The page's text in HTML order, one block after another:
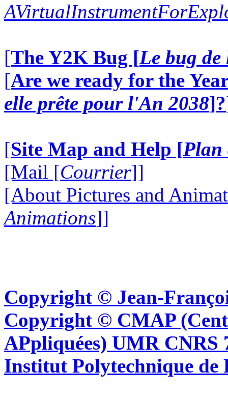
[The Y2K Bug [Le bug
[Are we ready for the
elle prête pour l'An 2038]?
[Site Map and Help [Plan
[Mail [Courrier]]
[About Pictures and
Animations]]
Copyright © Jean-
Copyright © CMAP
APpliquées) UMR CNRS
Institut Polytechnique de